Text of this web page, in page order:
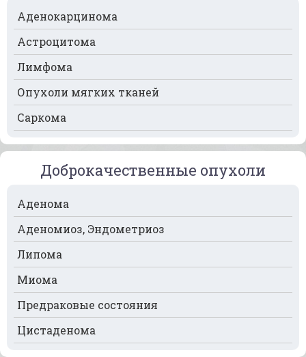
Рак легких
Рак лимфоузлов
Рак молочной железы
Рак мочевого пузыря
Рак носа
Рак печени
Рак пищевода
Рак поджелудочной железы
Рак предстательной железы
Рак почек
Рак селезёнки
Рак сердца
Рак спинного мозга
Аденокарцинома
Астроцитома
Лимфома
Опухоли мягких тканей
Саркома
Доброкачественные опухоли
Аденома
Аденомиоз, Эндометриоз
Липома
Миома
Предраковые состояния
Цистаденома